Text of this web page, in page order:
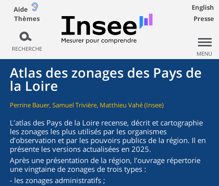
Aide
Thèmes
RECHERCHE
English
Presse
MENU
Atlas des zonages des Pays de
la Loire
Perrine Bauer, Samuel Trivière, Matthieu Vahé (Insee)
L’atlas des Pays de la Loire recense, décrit et cartographie
les zonages les plus utilisés par les organismes
d’observation et par les pouvoirs publics de la région. Il en
présente les versions actualisées en 2025.
Après une présentation de la région, l’ouvrage répertorie
une vingtaine de zonages de trois types :
- les zonages administratifs ;